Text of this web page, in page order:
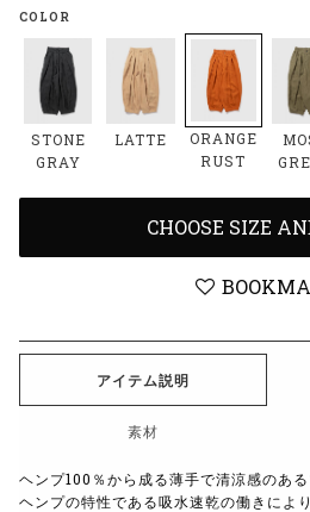
COLOR
STONE
GRAY
LATTE
ORANGE
RUST
CHOOSE SIZE
アイテム説明
素材
ヘンプ100％から成る薄手で清涼感のある
ヘンプの特性である吸水速乾の働きによ